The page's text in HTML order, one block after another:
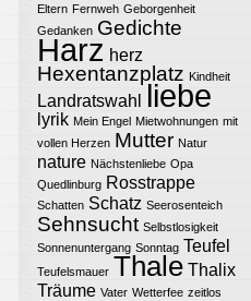
Eltern Fernweh Geborgenheit
Gedanken Gedichte
Harz herz
Hexentanzplatz Kindheit
Landratswahl liebe
lyrik Mein Engel Mietwohnungen mit
vollen Herzen Mutter Natur
nature Nächstenliebe Opa
Quedlinburg Rosstrappe
Schatten Schatz Seerosenteich
Sehnsucht Selbstlosigkeit
Sonnenuntergang Sonntag Teufel
Teufelsmauer Thale Thalix
Träume Vater Wetterfee zeitlos